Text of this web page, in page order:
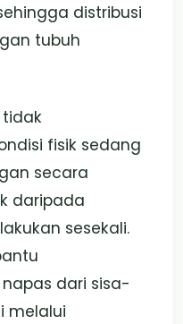
distribusi
tubuh
tidak
fisik sedang
secara
daripada
sesekali.
dari sisa-
melalui